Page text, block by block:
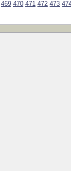
469 470 471 472 473